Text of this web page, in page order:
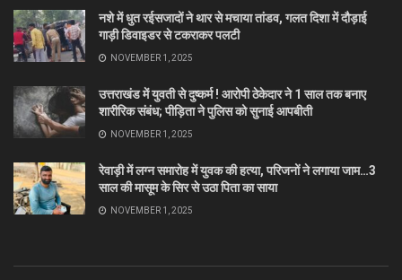
नशे में धुत रईसजादों ने थार से मचाया तांडव, गलत दिशा में दौड़ाई
गाड़ी डिवाइडर से टकराकर पलटी
NOVEMBER 1, 2025
उत्तराखंड में युवती से दुष्कर्म ! आरोपी ठेकेदार ने 1 साल तक बनाए
शारीरिक संबंध; पीड़िता ने पुलिस को सुनाई आपबीती
NOVEMBER 1, 2025
रेवाड़ी में लग्न समारोह में युवक की हत्या, परिजनों ने लगाया जाम…3
साल की मासूम के सिर से उठा पिता का साया
NOVEMBER 1, 2025